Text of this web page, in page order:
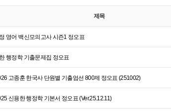
제목
영어 백신모의고사 시즌1 정오표
행정학 기출문제집 정오표
고종훈 한국사 단원별 기출엄선 800제 정오표 (251002)
신용한 행정학 기본서 정오표 (Ver.25.12.11)